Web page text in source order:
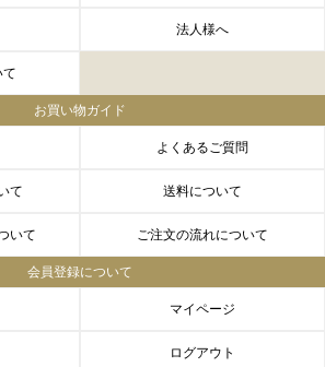
法人様へ
て
お買い物ガイド
よくあるご質問
て 送料について
いて ご注文の流れについて
会員登録について
マイページ
ログアウト